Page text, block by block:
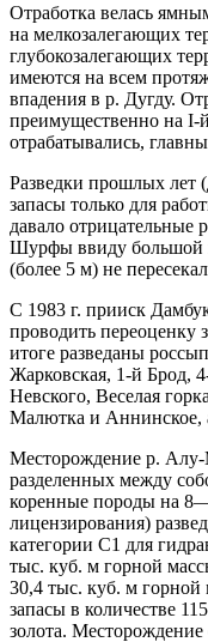
Отработка велась
на мелкозалегающих
глубокозалегающих
имеются на всем
впадения в р. Дугду.
преимущественно на I-
отрабатывались,
Разведки прошлых лет
запасы только для
давало отрицательные
Шурфы ввиду большой
(более 5 м) не
С 1983 г. прииск
проводить переоценку
итоге разведаны
Жарковская, 1-й Брод,
Невского, Веселая
Малютка и Аннинское,
Месторождение р. Алу-
разделенных между
коренные породы на
лицензирования)
категории С1 для
тыс. куб. м горной
30,4 тыс. куб. м горной
запасы в количестве
золота.